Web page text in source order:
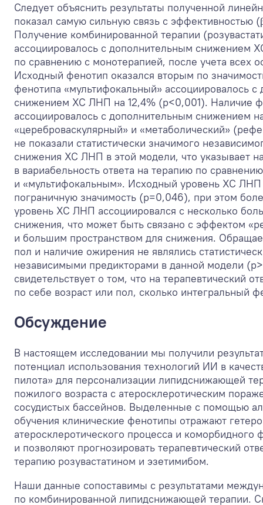
Следует объяснить результаты полученной
показал самую сильную связь с эффективностью
Получение комбинированной терапии
ассоциировалось с дополнительным снижением
по сравнению с монотерапией, после учета всех
Исходный фенотип оказался вторым по
фенотипа «мультифокальный» ассоциировалось
снижением ХС ЛНП на 12,4% (p<0,001). Наличие
ассоциировалось с дополнительным снижением
«цереброваскулярный» и «метаболический»
не показали статистически значимого
снижения ХС ЛНП в этой модели, что указывает
в вариабельность ответа на терапию по
и «мультифокальным». Исходный уровень ХС ЛНП
пограничную значимость (p=0,046), при этом
уровень ХС ЛНП ассоциировался с несколько
снижения, что может быть связано с эффектом
и большим пространством для снижения.
пол и наличие ожирения не являлись
независимыми предикторами в данной модели
свидетельствует о том, что на терапевтический
по себе возраст или пол, сколько интегральный
Обсуждение
В настоящем исследовании мы получили
потенциал использования технологий ИИ в
пилота» для персонализации липидснижающей
пожилого возраста с атеросклеротическим
сосудистых бассейнов. Выделенные с помощью
обучения клинические фенотипы отражают
атеросклеротического процесса и коморбидного
и позволяют прогнозировать терапевтический
терапию розувастатином и эзетимибом.
Наши данные сопоставимы с результатами
по комбинированной липидснижающей терапии.